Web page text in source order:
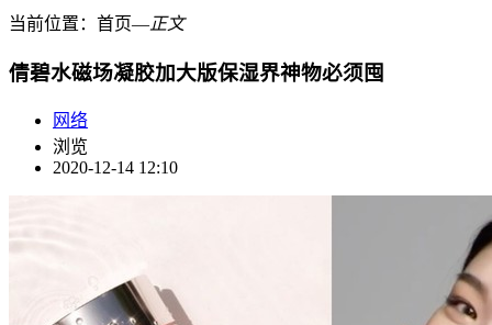
当前位置： 首页―正文
倩碧水磁场凝胶加大版保湿界神物必须囤
网络
浏览
2020-12-14 12:10